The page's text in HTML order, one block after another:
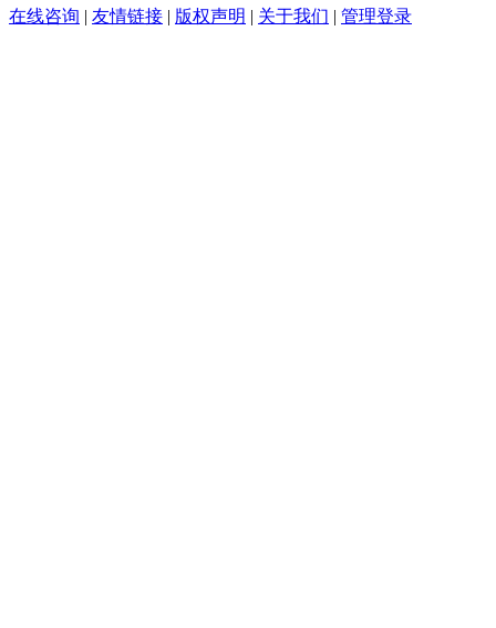
在线咨询 | 友情链接 | 版权声明 | 关于我们 | 管理登录